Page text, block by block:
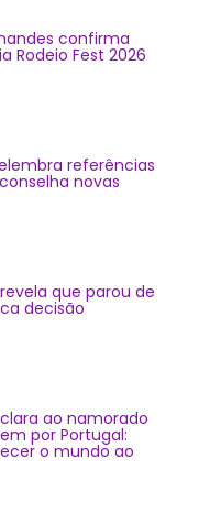
confirma
Rodeio Fest 2026
referências
novas
que parou de
decisão
ao namorado
por Portugal:
o mundo ao